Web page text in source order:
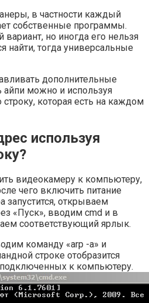
в частности каждый
собственные программы.
но иногда его нельзя
найти, тогда универсальные
дополнительные
айпи можно и используя
которая есть на каждом
используя
видеокамеру к компьютеру,
чего включить питание
запустится, открываем
«Пуск», вводим cmd и в
соответствующий ярлык.
команду «arp -a» и
строке отобразится
к компьютеру.